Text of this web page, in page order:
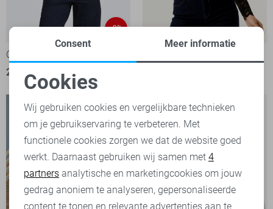
-9%
Only T-shirt
20,00
Noodzakelijke cookies
Personalisatie cookies
Analytische cookies
Marketing cookies
Consent Meer informatie
Cookies
Wij gebruiken cookies en vergelijkbare technieken
om je gebruikservaring te verbeteren. Met
functionele cookies zorgen we dat de website goed
werkt. Daarnaast gebruiken wij samen met 4
partners analytische en marketingcookies om jouw
gedrag anoniem te analyseren, gepersonaliseerde
content te tonen en relevante advertenties aan te